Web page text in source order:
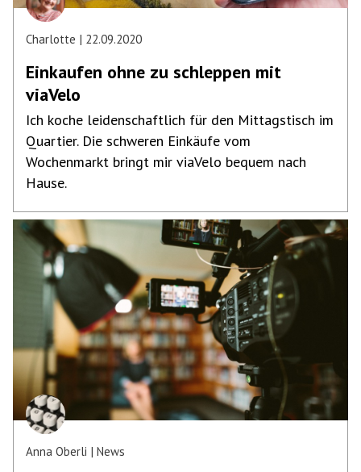
Charlotte 22.09.2020
Einkaufen ohne zu schleppen mit
viaVelo
Ich koche leidenschaftlich für den Mittagstisch im
Quartier. Die schweren Einkäufe vom
Wochenmarkt bringt mir viaVelo bequem nach
Hause.
Anna Oberli News